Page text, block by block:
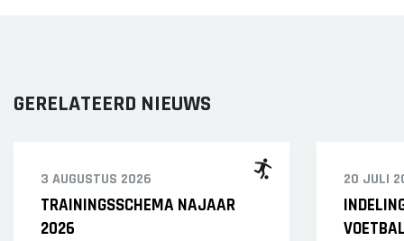
GERELATEERD NIEUWS
3 AUGUSTUS 2026
TRAININGSSCHEMA NAJAAR
2026
20 JULI